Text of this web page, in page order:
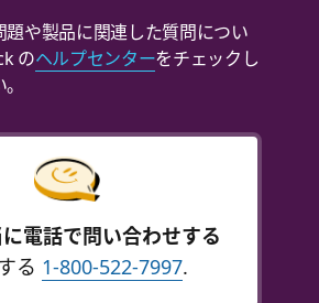
題や製品に関連した質問につい
のヘルプセンターをチェックし
電話で問い合わせする
る 1-800-522-7997.